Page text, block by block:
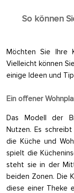
So können
Möchten Sie Ihre
Vielleicht können
einige Ideen und
Ein offener
Das Modell der
Nutzen. Es
die Küche und
spielt die
steht sie in der
beiden Zonen. Die
diese einer Theke